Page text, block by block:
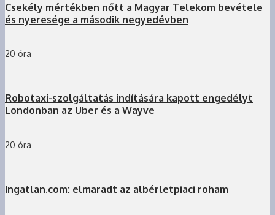
Csekély mértékben nőtt a Magyar Telekom bevétele
és nyeresége a második negyedévben
20 óra
Robotaxi-szolgáltatás indítására kapott engedélyt
Londonban az Uber és a Wayve
20 óra
Ingatlan.com: elmaradt az albérletpiaci roham